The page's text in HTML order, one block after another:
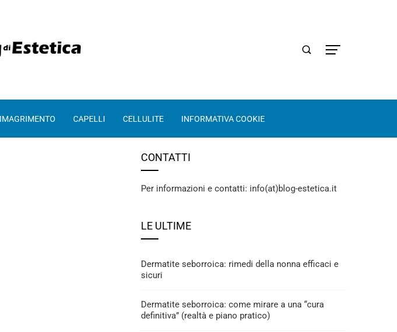
CAPELLI CELLULITE INFORMATIVA COOKIE
CONTATTI
Per informazioni e contatti: info(at)blog-estetica.it
LE ULTIME
Dermatite seborroica: rimedi della nonna efficaci e
sicuri
Dermatite seborroica: come mirare a una “cura
definitiva” (realtà e piano pratico)